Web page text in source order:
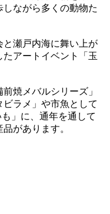
ながら多くの動物た
瀬戸内海に舞い上が
アートイベント「玉
焼メバルシリーズ」
ラメ」や市魚として
」に、通年を通して
があります。